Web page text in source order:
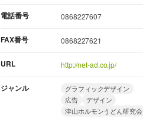
電話番号 0868227607
FAX番号 0868227621
URL http://net-ad.co.jp/
ジャンル
グラフィックデザイン
広告
デザイン
津山ホルモンうどん研究会